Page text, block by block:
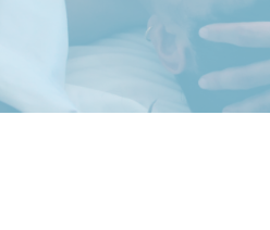
podermos concentrar na